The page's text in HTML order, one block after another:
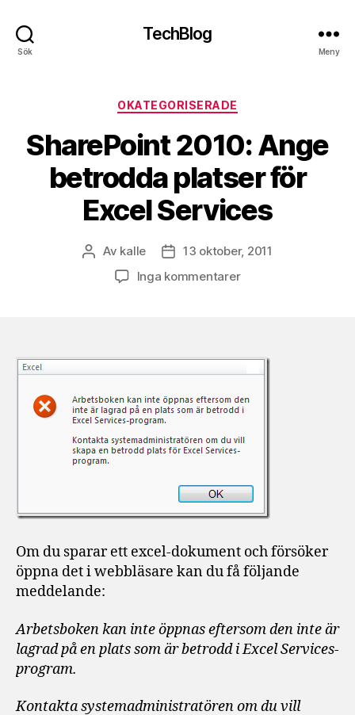
Sök
TechBlog
Meny
Kategorier
OKATEGORISERADE
SharePoint 2010: Ange
betrodda platser för
Excel Services
Inläggsförfattare
Av kalle Inläggsdatum
13 oktober, 2011
Inga kommentarertill
platser
för
Excel
Services
Om du sparar ett excel-dokument och försöker
öppna det i webbläsare kan du få följande
meddelande:
Arbetsboken kan inte öppnas eftersom den inte är
lagrad på en plats som är betrodd i Excel Services-
program.
Kontakta systemadministratören om du vill